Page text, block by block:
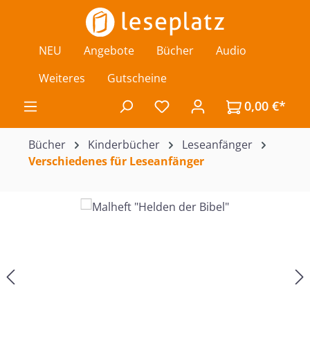
Zum Hauptinhalt springen
NEU Angebote Bücher
Audio
Weiteres
Gutscheine
Du hast 0 Produkte auf
0,00 €*
Bücher Kinderbücher
Leseanfänger
Verschiedenes für Leseanfänger
Bildergalerie überspringen